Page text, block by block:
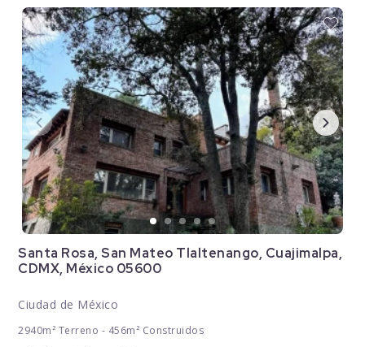
Santa Rosa, San Mateo Tlaltenango, Cuajimalpa,
CDMX, México 05600
Ciudad de México
2940m² Terreno - 456m² Construidos